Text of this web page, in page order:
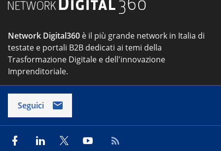
Network Digital360 è il più grande network in Italia di
testate e portali B2B dedicati ai temi della
Trasformazione Digitale e dell'innovazione
Imprenditoriale.
Seguici